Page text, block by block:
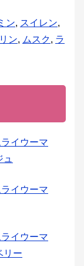
ン, スイレン,
ン, ムスク, ラ
イウーマ
イウーマ
イウーマ
リー